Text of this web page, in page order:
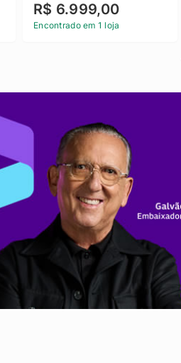
R$ 6.999,00
Encontrado em 1 loja